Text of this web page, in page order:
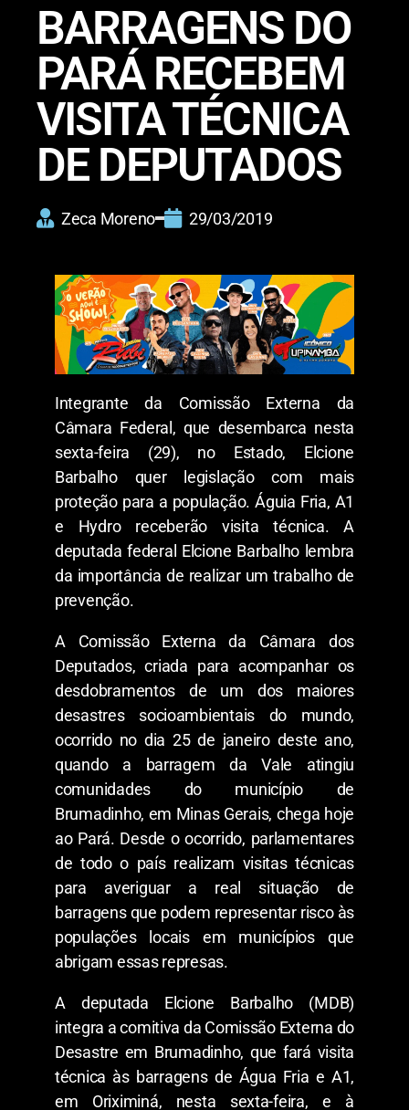
BARRAGENS DO
PARÁ RECEBEM
VISITA TÉCNICA
DE DEPUTADOS
Zeca Moreno 29/03/2019
Integrante da Comissão Externa da
Câmara Federal, que desembarca nesta
sexta-feira (29), no Estado, Elcione
Barbalho quer legislação com mais
proteção para a população. Águia Fria, A1
e Hydro receberão visita técnica. A
deputada federal Elcione Barbalho lembra
da importância de realizar um trabalho de
prevenção.
A Comissão Externa da Câmara dos
Deputados, criada para acompanhar os
desdobramentos de um dos maiores
desastres socioambientais do mundo,
ocorrido no dia 25 de janeiro deste ano,
quando a barragem da Vale atingiu
comunidades do município de
Brumadinho, em Minas Gerais, chega hoje
ao Pará. Desde o ocorrido, parlamentares
de todo o país realizam visitas técnicas
para averiguar a real situação de
barragens que podem representar risco às
populações locais em municípios que
abrigam essas represas.
A deputada Elcione Barbalho (MDB)
integra a comitiva da Comissão Externa do
Desastre em Brumadinho, que fará visita
técnica às barragens de Água Fria e A1,
em Oriximiná, nesta sexta-feira, e à